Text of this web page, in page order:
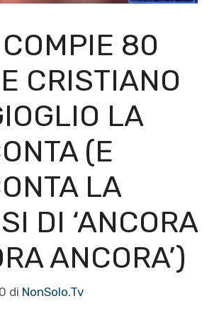
80
CRISTIANO
LA
(E
LA
DI ‘ANCORA
ANCORA’)
di NonSolo.Tv